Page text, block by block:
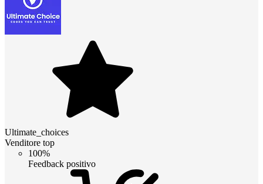
Ultimate_choices
Venditore top
100%
Feedback positivo